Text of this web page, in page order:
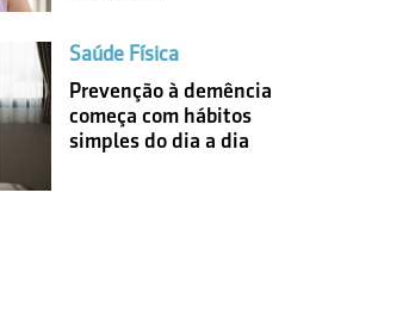
Saúde Física
Prevenção à demência
começa com hábitos
simples do dia a dia